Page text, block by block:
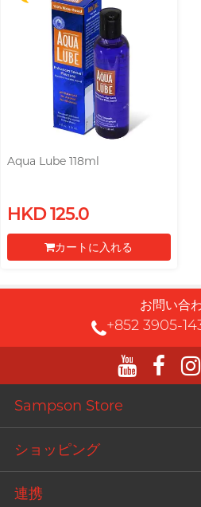
Condom Size Guide
Top-rated Condoms at
Articles
Recommending 7 Criteria for
Choosing Lubricants
Smile Makers
Solid Cologne UK
SPECTRE スペクトル
SUPPLY サプライ
TENGA テンガ
Trojan トロージャン
Womanizer
他の商標
Aqua Lube 118ml
HKD 125.0
カートに入れる
お問い合
+852 3905-
Sampson Store
ショッピング
連携